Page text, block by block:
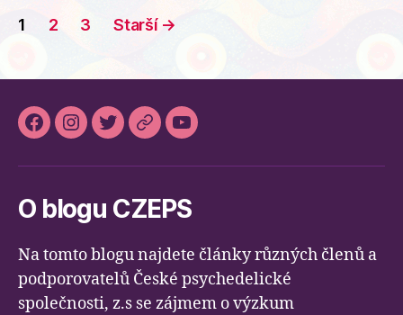
nemocné“
Stránkování
1 2 3 Starší →
FacebookInstagram
TwitterSlidesliveYoutube
O blogu CZEPS
Na tomto blogu najdete články různých členů a
podporovatelů České psychedelické
společnosti, z.s se zájmem o výzkum